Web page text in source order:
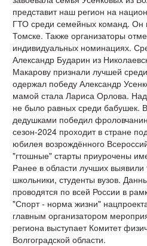
представит наш регион на
ГТО среди семейных команд. Он
Томске. Также организаторы
индивидуальных номинациях.
Александр Бударин из
Макарову признали лучшей
одержал победу Александр
мамой стала Лариса Орлова.
не было равных среди бабушек.
дедушками победил
сезон-2024 проходит в стране
юбилея возрождённого
"гтошные" старты приурочены
Ранее в области лучших выявили
школьники, студенты вузов.
проводятся по всей России в
"Спорт - норма жизни"
главным организатором
региона выступает Комитет
Волгоградской области.